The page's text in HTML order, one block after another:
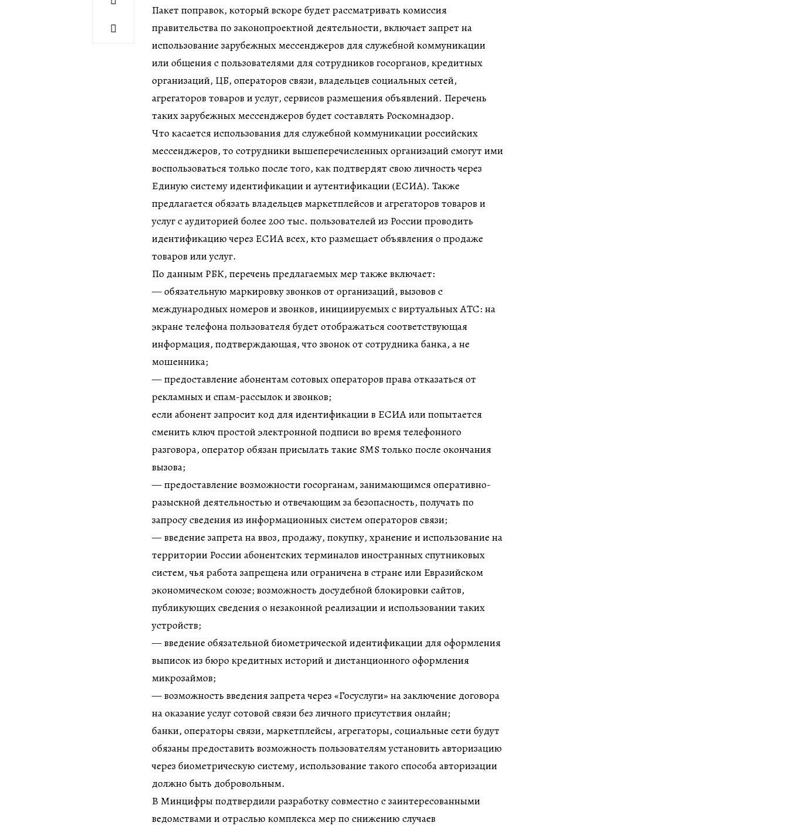
Пакет поправок, который вскоре будет рассматривать комиссия
правительства по законопроектной деятельности, включает запрет на
использование зарубежных мессенджеров для служебной коммуникации
или общения с пользователями для сотрудников госорганов, кредитных
организаций, ЦБ, операторов связи, владельцев социальных сетей,
агрегаторов товаров и услуг, сервисов размещения объявлений. Перечень
таких зарубежных мессенджеров будет составлять Роскомнадзор.
Что касается использования для служебной коммуникации российских
мессенджеров, то сотрудники вышеперечисленных организаций смогут ими
воспользоваться только после того, как подтвердят свою личность через
Единую систему идентификации и аутентификации (ЕСИА). Также
предлагается обязать владельцев маркетплейсов и агрегаторов товаров и
услуг с аудиторией более 200 тыс. пользователей из России проводить
идентификацию через ЕСИА всех, кто размещает объявления о продаже
товаров или услуг.
По данным РБК, перечень предлагаемых мер также включает:
— обязательную маркировку звонков от организаций, вызовов с
международных номеров и звонков, инициируемых с виртуальных АТС: на
экране телефона пользователя будет отображаться соответствующая
информация, подтверждающая, что звонок от сотрудника банка, а не
мошенника;
— предоставление абонентам сотовых операторов права отказаться от
рекламных и спам-рассылок и звонков;
если абонент запросит код для идентификации в ЕСИА или попытается
сменить ключ простой электронной подписи во время телефонного
разговора, оператор обязан присылать такие SMS только после окончания
вызова;
— предоставление возможности госорганам, занимающимся оперативно-
разыскной деятельностью и отвечающим за безопасность, получать по
запросу сведения из информационных систем операторов связи;
— введение запрета на ввоз, продажу, покупку, хранение и использование на
территории России абонентских терминалов иностранных спутниковых
систем, чья работа запрещена или ограничена в стране или Евразийском
экономическом союзе; возможность досудебной блокировки сайтов,
публикующих сведения о незаконной реализации и использовании таких
устройств;
— введение обязательной биометрической идентификации для оформления
выписок из бюро кредитных историй и дистанционного оформления
микрозаймов;
— возможность введения запрета через «Госуслуги» на заключение договора
на оказание услуг сотовой связи без личного присутствия онлайн;
банки, операторы связи, маркетплейсы, агрегаторы, социальные сети будут
обязаны предоставить возможность пользователям установить авторизацию
через биометрическую систему, использование такого способа авторизации
должно быть добровольным.
В Минцифры подтвердили разработку совместно с заинтересованными
ведомствами и отраслью комплекса мер по снижению случаев